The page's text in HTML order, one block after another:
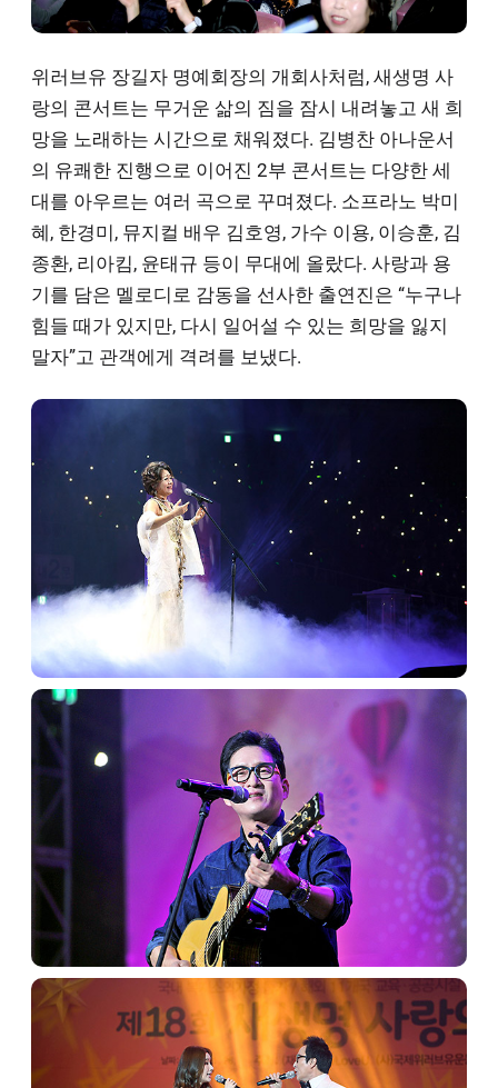
위러브유 장길자 명예회장의 개회사처럼, 새생명 사
랑의 콘서트는 무거운 삶의 짐을 잠시 내려놓고 새 희
망을 노래하는 시간으로 채워졌다. 김병찬 아나운서
의 유쾌한 진행으로 이어진 2부 콘서트는 다양한 세
대를 아우르는 여러 곡으로 꾸며졌다. 소프라노 박미
혜, 한경미, 뮤지컬 배우 김호영, 가수 이용, 이승훈, 김
종환, 리아킴, 윤태규 등이 무대에 올랐다. 사랑과 용
기를 담은 멜로디로 감동을 선사한 출연진은 “누구나
힘들 때가 있지만, 다시 일어설 수 있는 희망을 잃지
말자”고 관객에게 격려를 보냈다.